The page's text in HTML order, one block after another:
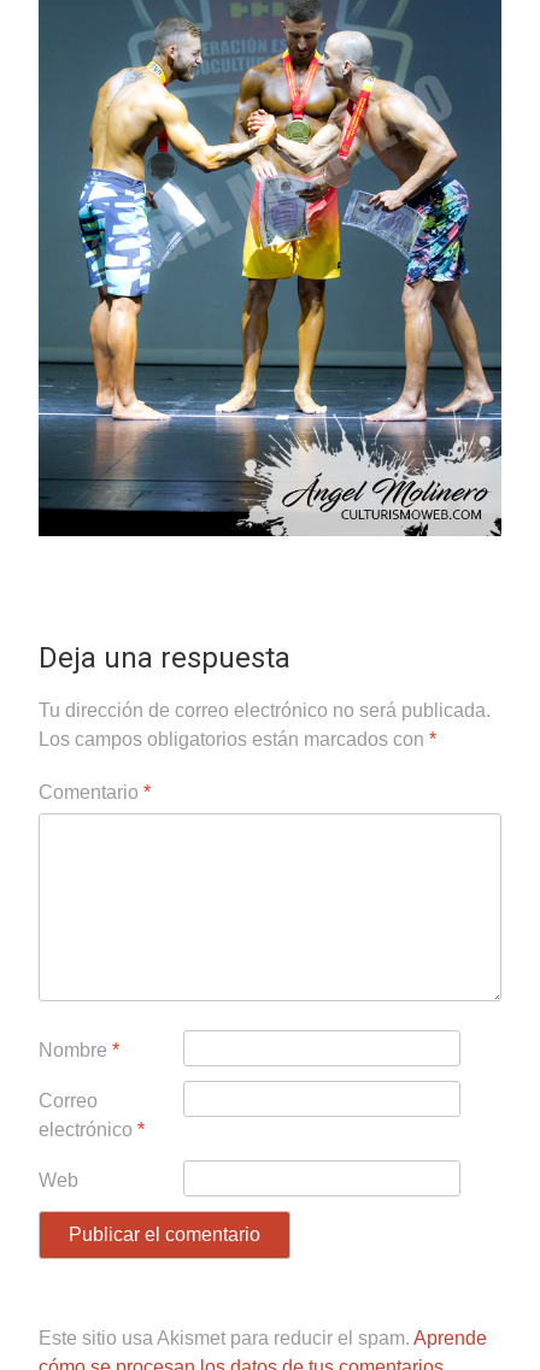
Deja una respuesta
Tu dirección de correo electrónico no será publicada.
Los campos obligatorios están marcados con *
Comentario *
Nombre *
Correo
electrónico *
Web
Este sitio usa Akismet para reducir el spam. Aprende